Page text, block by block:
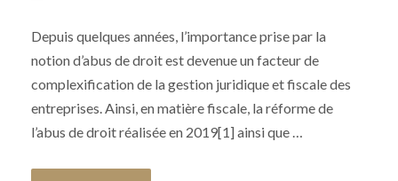
Depuis quelques années, l’importance prise par la
notion d’abus de droit est devenue un facteur de
complexification de la gestion juridique et fiscale des
entreprises. Ainsi, en matière fiscale, la réforme de
l’abus de droit réalisée en 2019[1] ainsi que …